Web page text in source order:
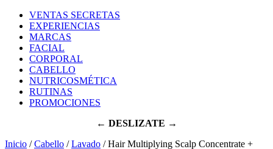
VENTAS SECRETAS
EXPERIENCIAS
MARCAS
FACIAL
CORPORAL
CABELLO
NUTRICOSMÉTICA
RUTINAS
PROMOCIONES
← DESLIZATE →
Inicio /Cabello /Lavado / Hair Multiplying Scalp Concentrate +